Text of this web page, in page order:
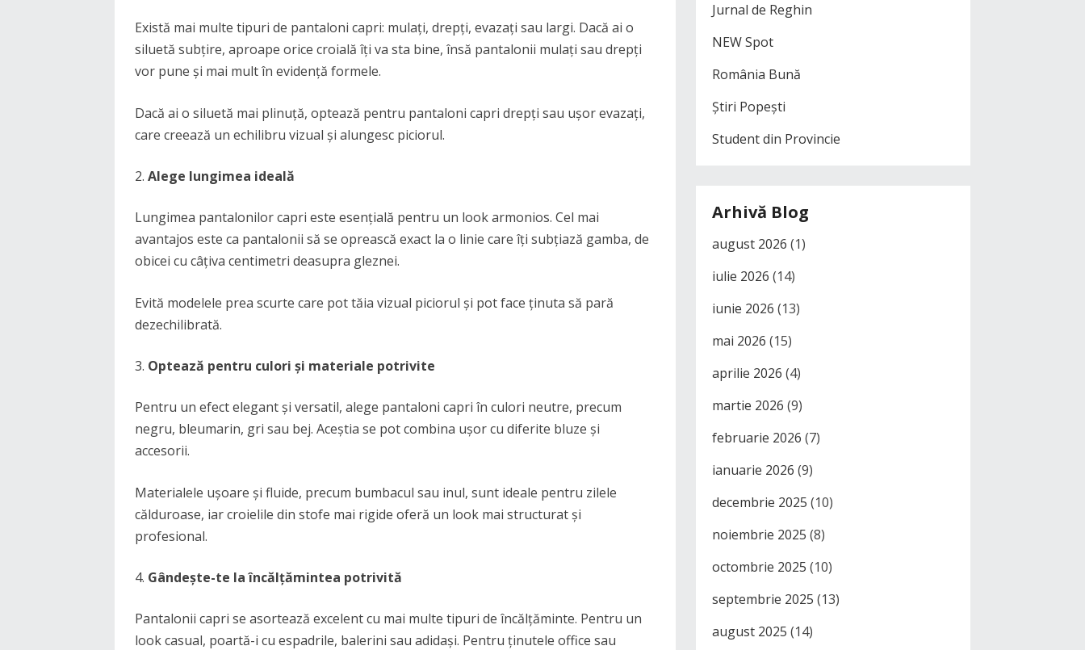
Există mai multe tipuri de pantaloni capri: mulați, drepți, evazați sau largi. Dacă ai o
siluetă subțire, aproape orice croială îți va sta bine, însă pantalonii mulați sau drepți
vor pune și mai mult în evidență formele.
Dacă ai o siluetă mai plinuță, optează pentru pantaloni capri drepți sau ușor evazați,
care creează un echilibru vizual și alungesc piciorul.
Alege lungimea ideală
Lungimea pantalonilor capri este esențială pentru un look armonios. Cel mai
avantajos este ca pantalonii să se oprească exact la o linie care îți subțiază gamba, de
obicei cu câțiva centimetri deasupra gleznei.
Evită modelele prea scurte care pot tăia vizual piciorul și pot face ținuta să pară
dezechilibrată.
Optează pentru culori și materiale potrivite
Pentru un efect elegant și versatil, alege pantaloni capri în culori neutre, precum
negru, bleumarin, gri sau bej. Aceștia se pot combina ușor cu diferite bluze și
accesorii.
Materialele ușoare și fluide, precum bumbacul sau inul, sunt ideale pentru zilele
călduroase, iar croielile din stofe mai rigide oferă un look mai structurat și
profesional.
Gândește-te la încălțămintea potrivită
Pantalonii capri se asortează excelent cu mai multe tipuri de încălțăminte. Pentru un
look casual, poartă-i cu espadrile, balerini sau adidași. Pentru ținutele office sau
Jurnal de Reghin
NEW Spot
România Bună
Știri Popești
Student din Provincie
Arhivă Blog
august 2026 (1)
iulie 2026 (14)
iunie 2026 (13)
mai 2026 (15)
aprilie 2026 (4)
martie 2026 (9)
februarie 2026 (7)
ianuarie 2026 (9)
decembrie 2025 (10)
noiembrie 2025 (8)
octombrie 2025 (10)
septembrie 2025 (13)
august 2025 (14)